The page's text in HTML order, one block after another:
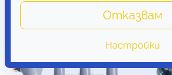
Отказвам
Настройки